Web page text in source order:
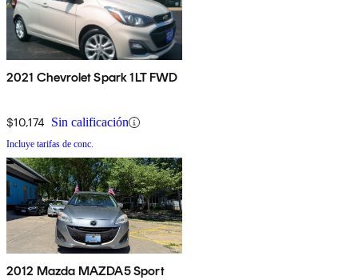
2021 Chevrolet Spark 1LT FWD
$10,174 Sin calificación
Incluye tarifas de conc.
2012 Mazda MAZDA5 Sport